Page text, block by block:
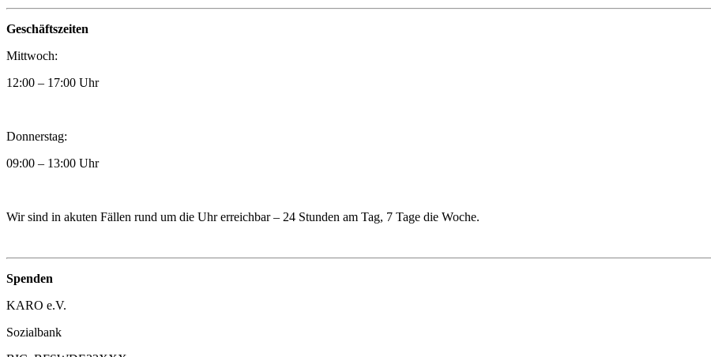
Geschäftszeiten
Mittwoch:
12:00 – 17:00 Uhr
Donnerstag:
09:00 – 13:00 Uhr
Wir sind in akuten Fällen rund um die Uhr erreichbar – 24 Stunden am Tag, 7 Tage die Woche.
Spenden
KARO e.V.
Sozialbank